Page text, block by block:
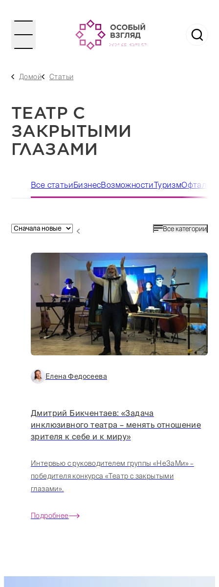
Домой Статьи
ТЕАТР С
ЗАКРЫТЫМИ
ГЛАЗАМИ
Все статьиБизнесВозможностиТуризм
Все категории
Елена Федосеева
Дмитрий Бикчентаев: «Задача
инклюзивного театра – менять отношение
зрителя к себе и к миру»
Интервью с руководителем группы «НеЗаМи» –
победителя конкурса «Театр с закрытыми
глазами».
Подробнее